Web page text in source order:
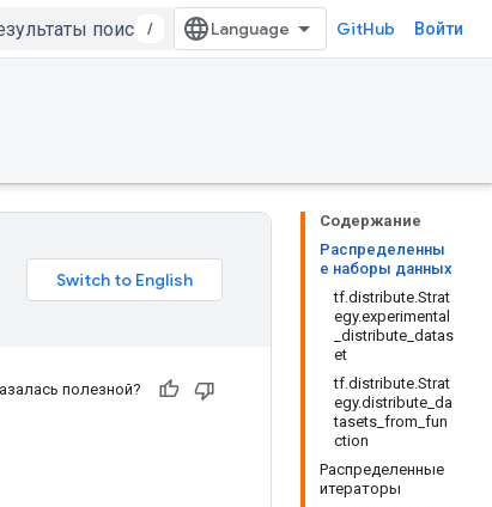
/ GitHub Войти
Содержание
Распределенны
е наборы данных
tf.distribute.Strat
egy.experimental
_distribute_datas
et
tf.distribute.Strat
egy.distribute_da
tasets_from_fun
ction
Распределенные
итераторы
полезной?